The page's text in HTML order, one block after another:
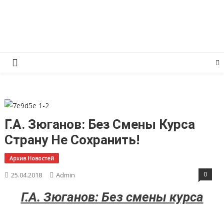
Г.А. Зюганов: Без Смены Курса
Страну Не Сохранить!
Архив Новостей
25.04.2018 Admin 0
Г.А. Зюганов: Без смены курса